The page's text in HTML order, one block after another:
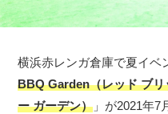
横浜赤レンガ倉庫で夏イベ
BBQ Garden（レッド ブ
ー ガーデン） 」が2021年7